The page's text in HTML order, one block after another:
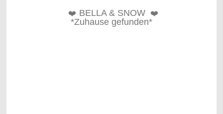
❤️ BELLA & SNOW ❤️
*Zuhause gefunden*